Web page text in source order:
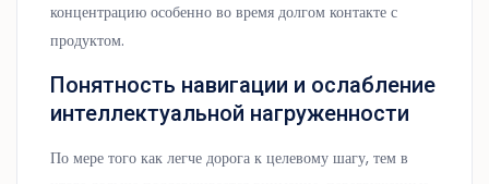
концентрацию особенно во время долгом контакте с
продуктом.
Понятность навигации и ослабление
интеллектуальной нагруженности
По мере того как легче дорога к целевому шагу, тем в